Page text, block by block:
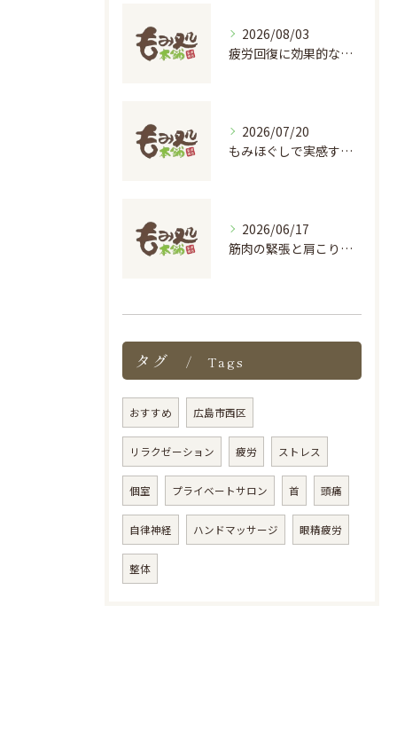
2026/08/03
疲労回復に効果的な個別ケアのマッサージ術
2026/07/20
もみほぐしで実感する心地よい刺激の癒し効果
2026/06/17
筋肉の緊張と肩こりを根本から解消する施術の秘密
タグ Tags
おすすめ 広島市西区
リラクゼーション 疲労 ストレス
個室 プライベートサロン 首 頭痛
自律神経 ハンドマッサージ 眼精疲労
整体